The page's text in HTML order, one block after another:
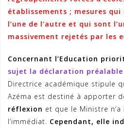
établissements ; mesures
l’une de l’autre et qui sont
massivement rejetés par les
Concernant l’Education
sujet la déclaration préalable
Directrice académique stipule
Azéma est destiné à apporter
réflexion et que le Ministre
l’immédiat. Cependant, elle